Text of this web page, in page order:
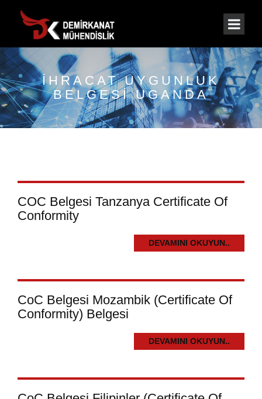
IHRACAT UYGUNLUK
BELGESI UGANDA
COC Belgesi Tanzanya Certificate Of
Conformity
DEVAMINI OKUYUN..
CoC Belgesi Mozambik (Certificate Of
Conformity) Belgesi
DEVAMINI OKUYUN..